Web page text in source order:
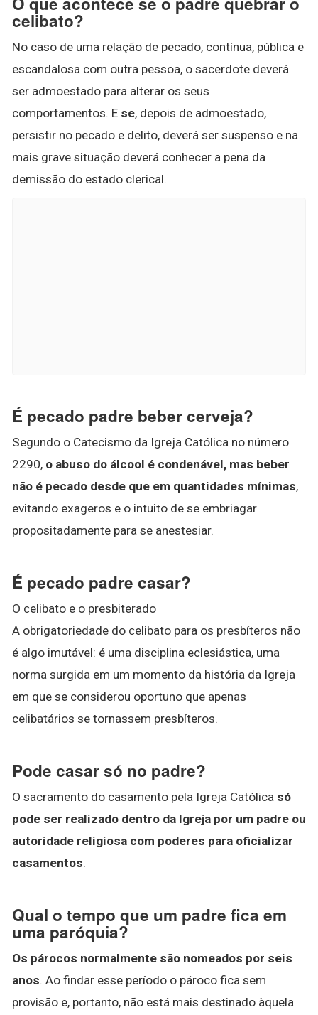
celibato?
No caso de uma relação de pecado, contínua, pública e
escandalosa com outra pessoa, o sacerdote deverá
ser admoestado para alterar os seus
comportamentos. E se, depois de admoestado,
persistir no pecado e delito, deverá ser suspenso e na
mais grave situação deverá conhecer a pena da
demissão do estado clerical.
É pecado padre beber cerveja?
Segundo o Catecismo da Igreja Católica no número
2290, o abuso do álcool é condenável, mas beber
não é pecado desde que em quantidades mínimas,
evitando exageros e o intuito de se embriagar
propositadamente para se anestesiar.
É pecado padre casar?
O celibato e o presbiterado
A obrigatoriedade do celibato para os presbíteros não
é algo imutável: é uma disciplina eclesiástica, uma
norma surgida em um momento da história da Igreja
em que se considerou oportuno que apenas
celibatários se tornassem presbíteros.
Pode casar só no padre?
O sacramento do casamento pela Igreja Católica só
pode ser realizado dentro da Igreja por um padre ou
autoridade religiosa com poderes para oficializar
casamentos.
Qual o tempo que um padre fica em
uma paróquia?
Os párocos normalmente são nomeados por seis
anos. Ao findar esse período o pároco fica sem
provisão e, portanto, não está mais destinado àquela